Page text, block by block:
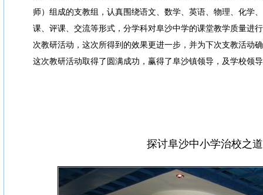
师）组成的支教组，认真围绕语文、数学、英语、物理、化学
课、评课、交流等形式，分学科对阜沙中学的课堂教学质量进
次教研活动，这次所得到的效果更进一步，并为下次支教活动
这次教研活动取得了圆满成功，赢得了阜沙镇领导，及学校领
探讨阜沙中小学治校之道